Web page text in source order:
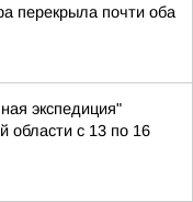
перекрыла почти оба
экспедиция"
области с 13 по 16